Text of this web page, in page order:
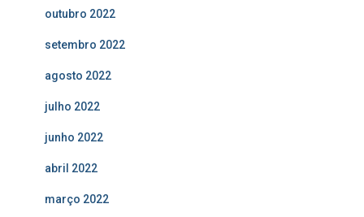
outubro 2022
setembro 2022
agosto 2022
julho 2022
junho 2022
abril 2022
março 2022